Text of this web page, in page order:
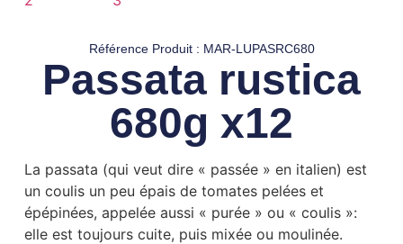
Référence Produit : MAR-LUPASRC680
Passata rustica
680g x12
La passata (qui veut dire « passée » en italien) est
un coulis un peu épais de tomates pelées et
épépinées, appelée aussi « purée » ou « coulis »:
elle est toujours cuite, puis mixée ou moulinée.